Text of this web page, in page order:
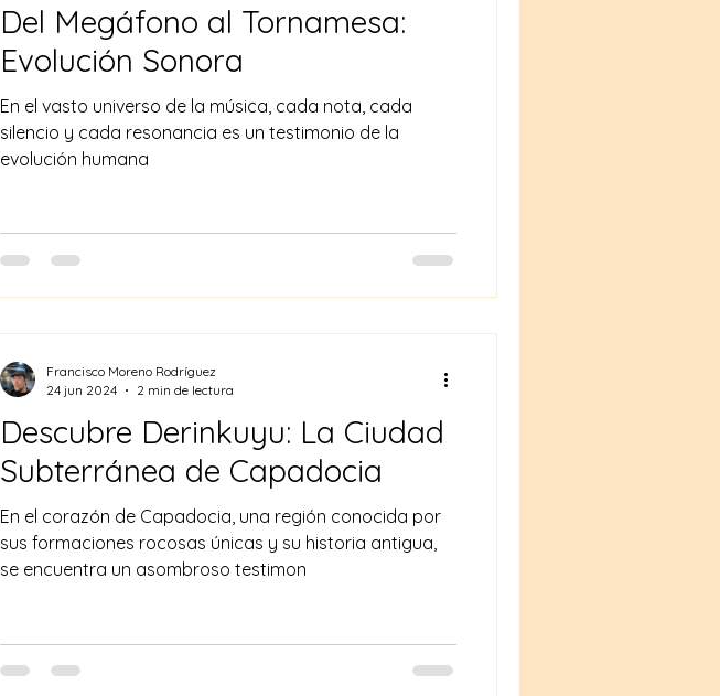
Del Megáfono al Tornamesa:
Evolución Sonora
En el vasto universo de la música, cada nota, cada
silencio y cada resonancia es un testimonio de la
evolución humana
Descubre Derinkuyu: La Ciudad
Subterránea de Capadocia
En el corazón de Capadocia, una región conocida por
sus formaciones rocosas únicas y su historia antigua,
se encuentra un asombroso testimon
Francisco Moreno Rodríguez
24 jun 2024
2 min de lectura